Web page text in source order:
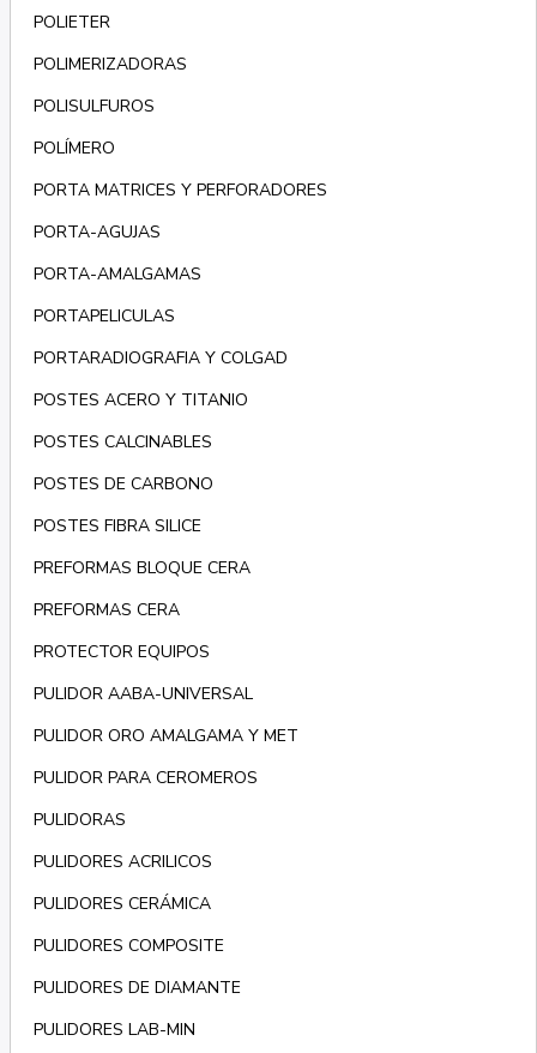
POLIETER
POLIMERIZADORAS
POLISULFUROS
POLÍMERO
PORTA MATRICES Y PERFORADORES
PORTA-AGUJAS
PORTA-AMALGAMAS
PORTAPELICULAS
PORTARADIOGRAFIA Y COLGAD
POSTES ACERO Y TITANIO
POSTES CALCINABLES
POSTES DE CARBONO
POSTES FIBRA SILICE
PREFORMAS BLOQUE CERA
PREFORMAS CERA
PROTECTOR EQUIPOS
PULIDOR AABA-UNIVERSAL
PULIDOR ORO AMALGAMA Y MET
PULIDOR PARA CEROMEROS
PULIDORAS
PULIDORES ACRILICOS
PULIDORES CERÁMICA
PULIDORES COMPOSITE
PULIDORES DE DIAMANTE
PULIDORES LAB-MIN